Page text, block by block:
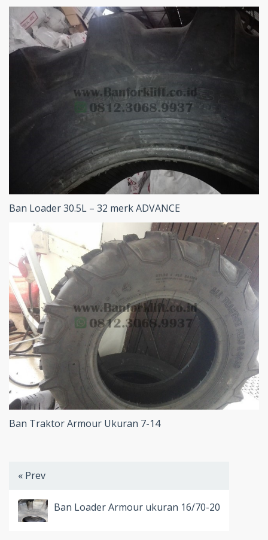
Ban Loader 30.5L – 32 merk ADVANCE
Ban Traktor Armour Ukuran 7-14
« Prev
Ban Loader Armour ukuran 16/70-20